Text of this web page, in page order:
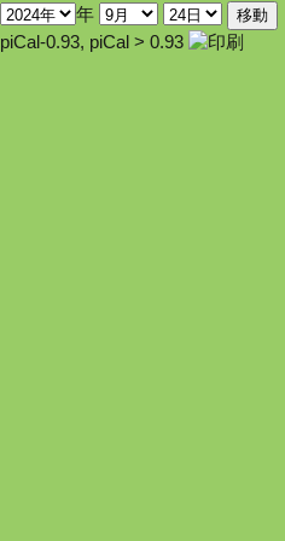
年
piCal-0.93, piCal > 0.93